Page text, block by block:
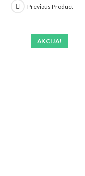
AKCIJA!
Previous Product